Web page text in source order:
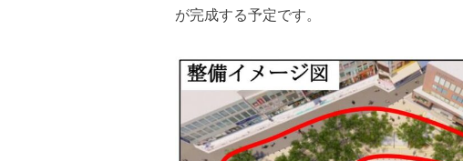
が完成する予定です。